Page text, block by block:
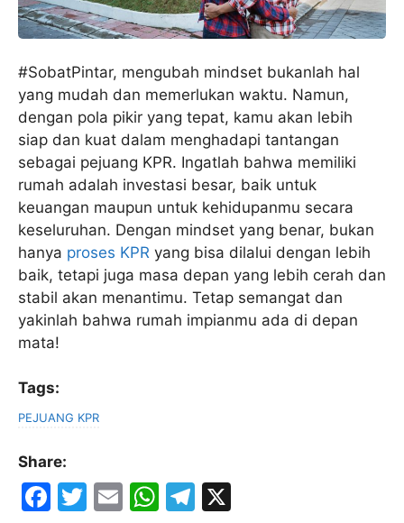
#SobatPintar, mengubah mindset bukanlah hal
yang mudah dan memerlukan waktu. Namun,
dengan pola pikir yang tepat, kamu akan lebih
siap dan kuat dalam menghadapi tantangan
sebagai pejuang KPR. Ingatlah bahwa memiliki
rumah adalah investasi besar, baik untuk
keuangan maupun untuk kehidupanmu secara
keseluruhan. Dengan mindset yang benar, bukan
hanya proses KPR yang bisa dilalui dengan lebih
baik, tetapi juga masa depan yang lebih cerah dan
stabil akan menantimu. Tetap semangat dan
yakinlah bahwa rumah impianmu ada di depan
mata!
Tags:
PEJUANG KPR
Share:
F
T
E
W T